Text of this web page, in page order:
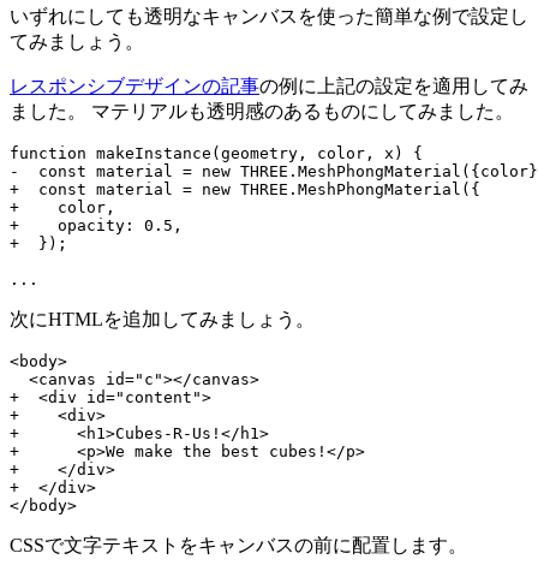
いずれにしても透明なキャンバスを使った簡単な例で設定し
てみましょう。
レスポンシブデザインの記事の例に上記の設定を適用してみ
ました。 マテリアルも透明感のあるものにしてみました。
function makeInstance(geometry, color, x) {
-  const material = new
+  const material = new THREE.MeshPhongMaterial({
+    color,
+    opacity: 0.5,
+  });
次にHTMLを追加してみましょう。
<body>
  <canvas id="c"></canvas>
+  <div id="content">
+    <div>
+      <h1>Cubes-R-Us!</h1>
+      <p>We make the best cubes!</p>
+    </div>
+  </div>
CSSで文字テキストをキャンバスの前に配置します。